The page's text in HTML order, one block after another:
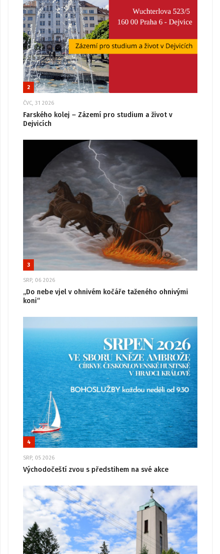
2
ČVC, 31 2026
Farského kolej – Zázemí pro studium a život v
Dejvicích
3
SRP, 06 2026
„Do nebe vjel v ohnivém kočáře taženého ohnivými
koni“
4
SRP, 05 2026
Východočeští zvou s předstihem na své akce